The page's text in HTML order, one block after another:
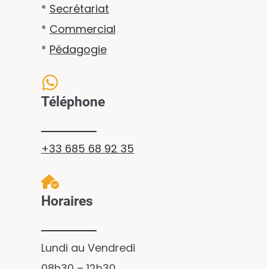
* Secrétariat
* Commercial
* Pédagogie
Téléphone
+33 685 68 92 35
Horaires
Lundi au Vendredi